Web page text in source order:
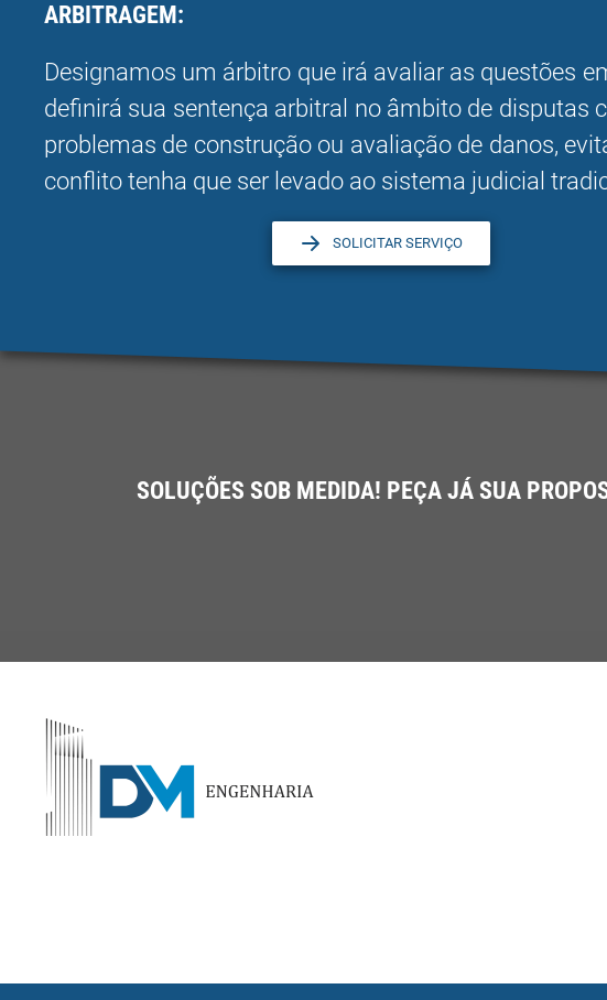
ARBITRAGEM:
Designamos um árbitro que irá avaliar as questões
definirá sua sentença arbitral no âmbito de disputas
problemas de construção ou avaliação de danos,
conflito tenha que ser levado ao sistema judicial
SOLICITAR SERVIÇO
SOLUÇÕES SOB MEDIDA! PEÇA JÁ SUA